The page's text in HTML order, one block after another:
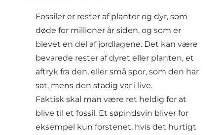
Fossiler er rester af planter og dyr, som
døde for millioner år siden, og som er
blevet en del af jordlagene. Det kan være
bevarede rester af dyret eller planten, et
aftryk fra den, eller små spor, som den har
sat, mens den stadig var i live.
Faktisk skal man være ret heldig for at
blive til et fossil. Et søpindsvin bliver for
eksempel kun forstenet, hvis det hurtigt